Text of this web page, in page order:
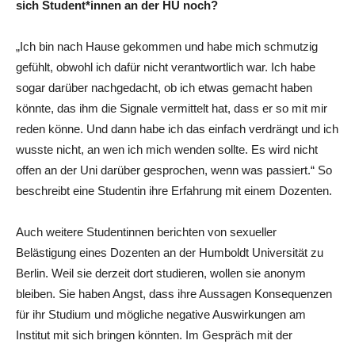
sich Student*innen an der HU noch?
„Ich bin nach Hause gekommen und habe mich schmutzig
gefühlt, obwohl ich dafür nicht verantwortlich war. Ich habe
sogar darüber nachgedacht, ob ich etwas gemacht haben
könnte, das ihm die Signale vermittelt hat, dass er so mit mir
reden könne. Und dann habe ich das einfach verdrängt und ich
wusste nicht, an wen ich mich wenden sollte. Es wird nicht
offen an der Uni darüber gesprochen, wenn was passiert.“ So
beschreibt eine Studentin ihre Erfahrung mit einem Dozenten.
Auch weitere Studentinnen berichten von sexueller
Belästigung eines Dozenten an der Humboldt Universität zu
Berlin. Weil sie derzeit dort studieren, wollen sie anonym
bleiben. Sie haben Angst, dass ihre Aussagen Konsequenzen
für ihr Studium und mögliche negative Auswirkungen am
Institut mit sich bringen könnten. Im Gespräch mit der